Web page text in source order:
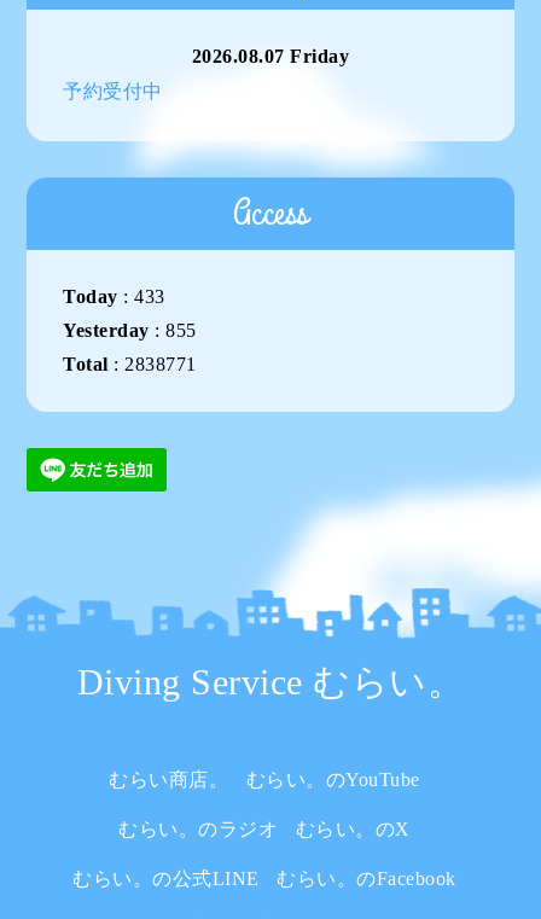
2026.08.07 Friday
予約受付中
Access
Today :433
Yesterday :855
Total : 2838771
Diving Service むらい。
むらい商店。 むらい。のYouTube
むらい。のラジオ むらい。のX
むらい。の公式LINE むらい。のFacebook